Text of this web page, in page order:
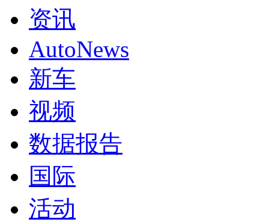
资讯
AutoNews
新车
视频
数据报告
国际
活动